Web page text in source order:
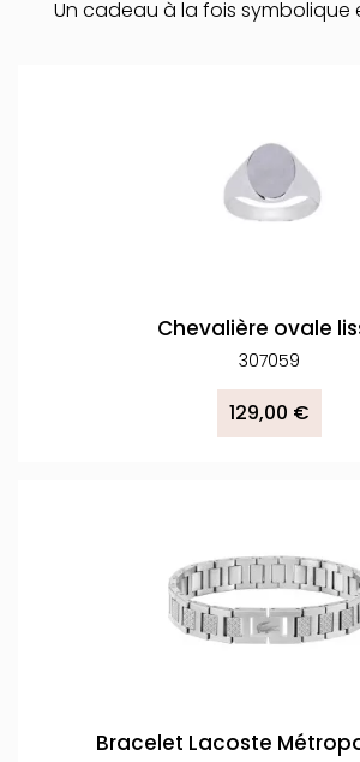
Un cadeau à la fois symbolique
Chevalière ovale
307059
129,00 €
Bracelet Lacoste